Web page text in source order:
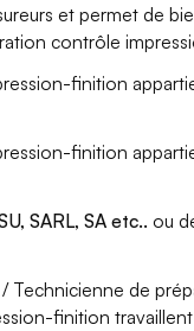
et permet de
contrôle
finition
finition
SARL, SA etc.. ou
Technicienne de
finition